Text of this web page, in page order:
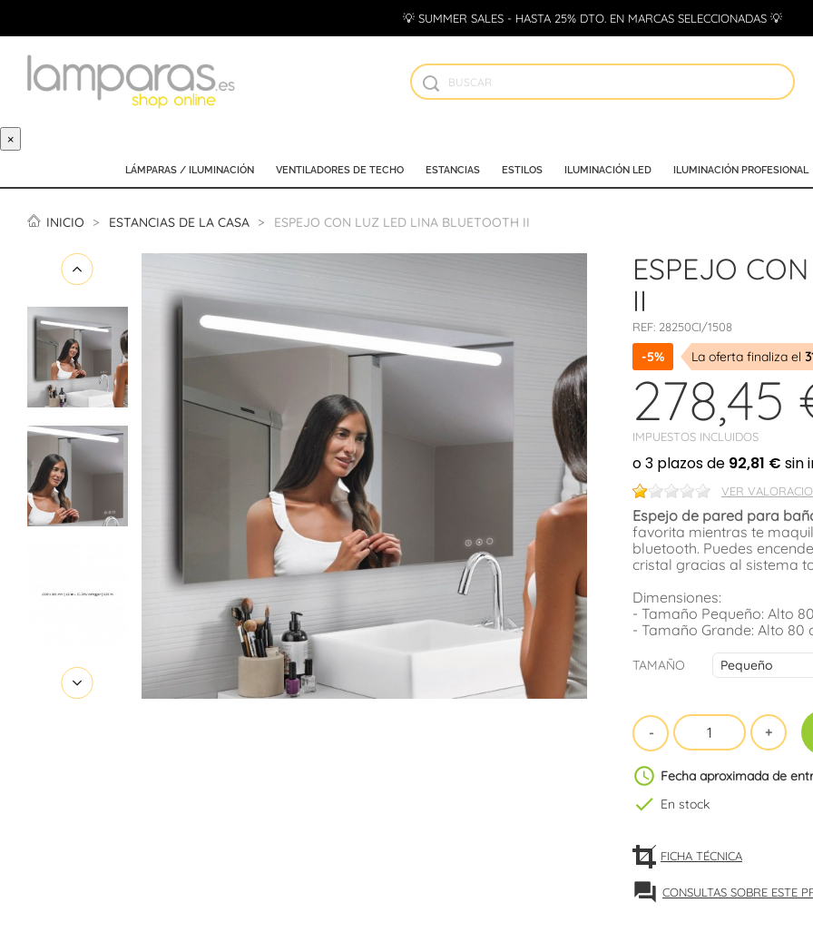
💡 SUMMER SALES - HASTA 25% DTO. EN MARCAS SELECCIONADAS 💡
×
LÁMPARAS / ILUMINACIÓN VENTILADORES DE TECHO ESTANCIAS ESTILOS ILUMINACIÓN LED ILUMINACIÓN PROFESIONAL
INICIO ESTANCIAS DE LA CASA ESPEJO CON LUZ LED LINA BLUETOOTH II
ESPEJO
II
REF: 28250CI/1508
-5% La oferta finaliza el
278,45
IMPUESTOS INCLUIDOS
VER
Espejo de pared para
favorita mientras te
bluetooth. Puedes
cristal gracias al sistema
Dimensiones:
- Tamaño Pequeño: Alto
- Tamaño Grande: Alto 80
TAMAÑO
schedule Fecha aproximada de
check En stock
FICHA TÉCNICA
forum CONSULTAS SOBRE ESTE